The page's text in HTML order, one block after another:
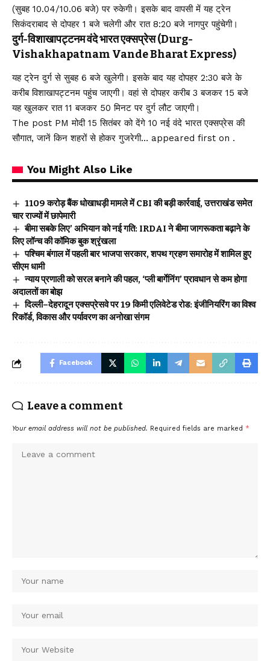
(सुबह 10.04/10.06 बजे) पर रुकेगी। इसके बाद वापसी में यह ट्रेन
सिकंदराबाद से दोपहर 1 बजे चलेगी और रात 8:20 बजे नागपुर पहुंचेगी।
दुर्ग-विशाखापट्टनम वंदे भारत एक्सप्रेस (Durg-
Vishakhapatnam Vande Bharat Express)
यह ट्रेन दुर्ग से सुबह 6 बजे खुलेगी। इसके बाद यह दोपहर 2:30 बजे के
करीब विशाखापट्टनम पहुंच जाएगी। वहां से दोपहर करीब 3 बजकर 15 बजे
यह खुलकर रात 11 बजकर 50 मिनट पर दुर्ग लौट जाएगी।
The post PM मोदी 15 सितंबर को देंगे 10 नई वंदे भारत एक्सप्रेस की
सौगात, जानें किन शहरों से होकर गुजरेगी… appeared first on .
You Might Also Like
₹1109 करोड़ बैंक धोखाधड़ी मामले में CBI की बड़ी कार्रवाई, उत्तराखंड समेत
चार राज्यों में छापेमारी
बीमा सबके लिए’ अभियान को नई गति: IRDAI ने बीमा जागरूकता बढ़ाने के
लिए लॉन्च की कॉमिक बुक श्रृंखला
पश्चिम बंगाल में पहली बार भाजपा सरकार, शपथ ग्रहण समारोह में शामिल हुए
सीएम धामी
न्याय प्रणाली को सरल बनाने की पहल, ‘प्ली बार्गेनिंग’ प्रावधान से कम होगा
अदालतों का बोझ
दिल्ली–देहरादून एक्सप्रेसवे पर 19 किमी एलिवेटेड रोड: इंजीनियरिंग का विश्व
रिकॉर्ड, विकास और पर्यावरण का अनोखा संगम
Facebook
Leave a comment
Your email address will not be published. Required fields are marked *